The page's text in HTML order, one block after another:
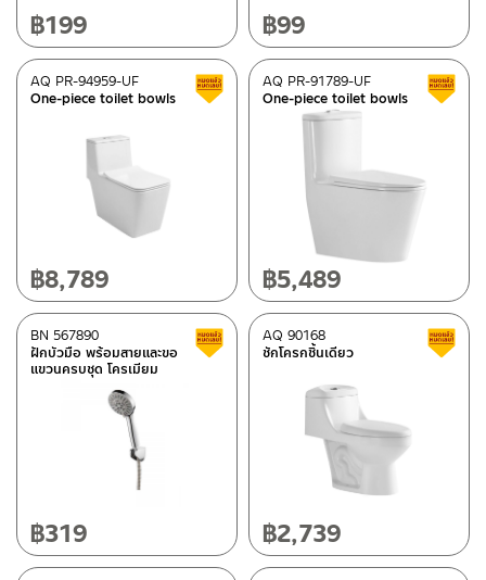
Stainless steel SHINY
(11)
Shiny chrome
(239)
Aluminium(1)
Black(43)
Matt bronze
Gun metal
(12)
Golden
White(114)
Rose gold (12)
BEN-fittings
FORNARA-fittings
ITALY MRG-fittings
PAINI-fittings(23)
฿199 ฿99
One-piece toilet bowls
AQ PR-94959-UF Clearance sale
฿8,789
One-piece toilet bowls
AQ PR-91789-UF
฿5,489
ฝักบัวมือ พร้อมสายและขอ
แขวนครบชุด โครเมียม
BN 567890 Clearance sale
฿319
ชักโครกชิ้นเดียว
AQ 90168
฿2,739